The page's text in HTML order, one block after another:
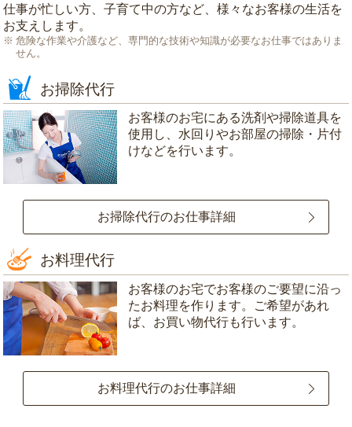
仕事が忙しい方、子育て中の方など、様々なお客様の生活を
お支えします。
危険な作業や介護など、専門的な技術や知識が必要なお仕事ではありま
せん。
お掃除代行
お客様のお宅にある洗剤や掃除道具を
使用し、水回りやお部屋の掃除・片付
けなどを行います。
お掃除代行のお仕事詳細
お料理代行
お客様のお宅でお客様のご要望に沿っ
たお料理を作ります。ご希望があれ
ば、お買い物代行も行います。
お料理代行のお仕事詳細